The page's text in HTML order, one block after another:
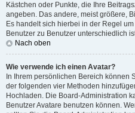
Kästchen oder Punkte, die Ihre
angeben. Das andere, meist größere,
Es handelt sich hierbei in der Regel
Benutzer zu Benutzer unterschiedlich
Nach oben
Wie verwende ich einen Avatar?
In Ihrem persönlichen Bereich können
der folgenden vier Methoden
Hochladen. Die Board-Administration
Benutzer Avatare benutzen können.